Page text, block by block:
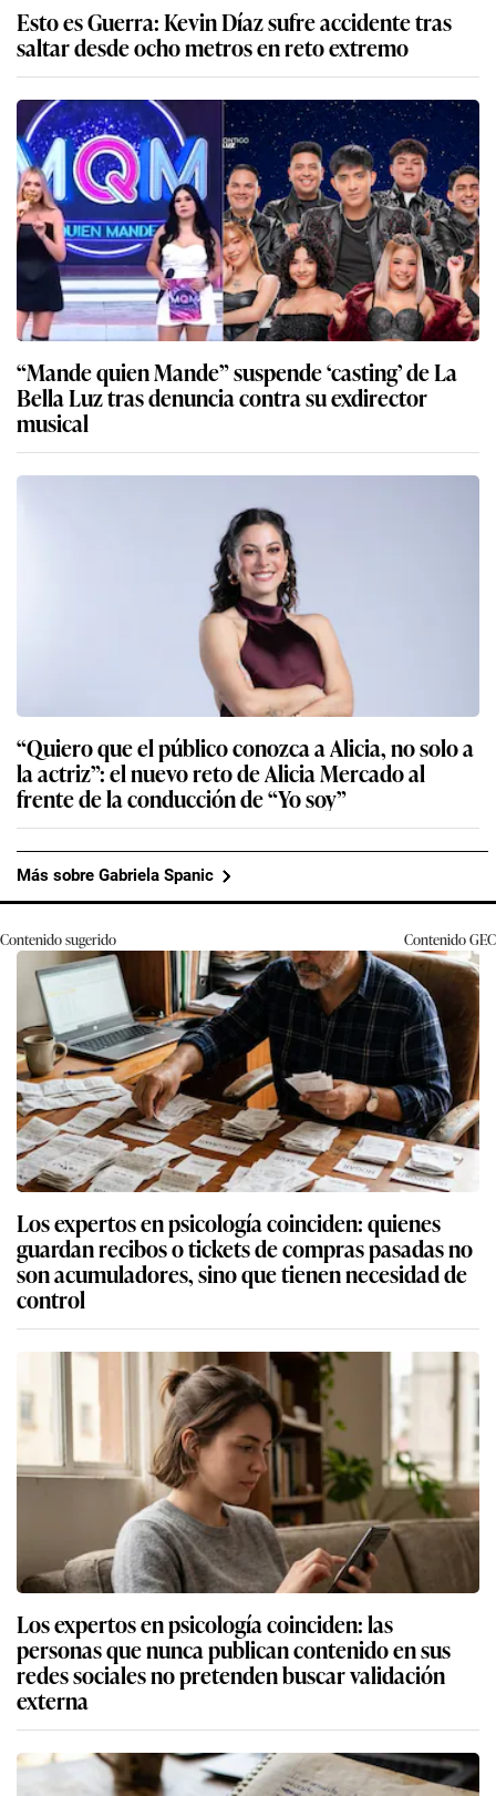
Esto es Guerra: Kevin Díaz sufre accidente tras
saltar desde ocho metros en reto extremo
“Mande quien Mande” suspende ‘casting’ de La
Bella Luz tras denuncia contra su exdirector
musical
“Quiero que el público conozca a Alicia, no solo a
la actriz”: el nuevo reto de Alicia Mercado al
frente de la conducción de “Yo soy”
Más sobre Gabriela Spanic
Contenido sugerido ContenidoGEC
Los expertos en psicología coinciden: quienes
guardan recibos o tickets de compras pasadas no
son acumuladores, sino que tienen necesidad de
control
Los expertos en psicología coinciden: las
personas que nunca publican contenido en sus
redes sociales no pretenden buscar validación
externa